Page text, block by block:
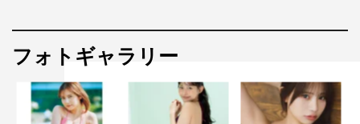
フォトギャラリー